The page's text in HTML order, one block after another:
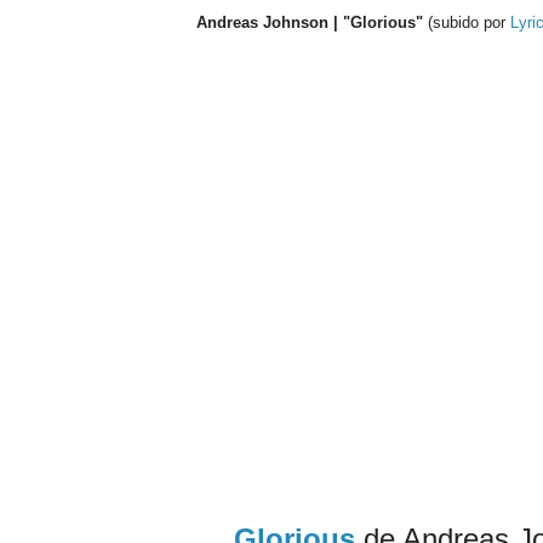
Andreas Johnson | "Glorious" (subido por